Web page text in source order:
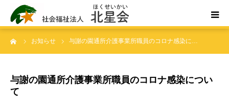
お知らせ 与謝の園通所介護事業所職員のコロナ感染に…
与謝の園通所介護事業所職員のコロナ感染につい
て
ホーム